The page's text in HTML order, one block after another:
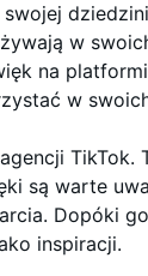
w
na
w
TikTok.
są warte
Dopóki
inspiracji.